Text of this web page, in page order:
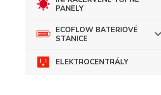
PANELY
ECOFLOW BATERIOVÉ
STANICE
ELEKTROCENTRÁLY